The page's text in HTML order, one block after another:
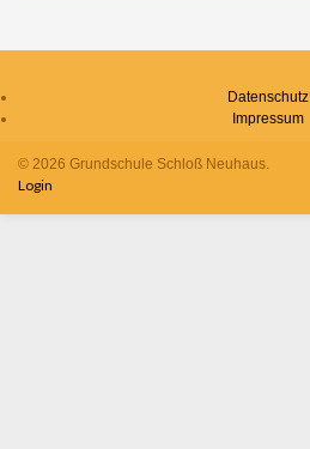
Datenschutz
Impressum
© 2026 Grundschule Schloß Neuhaus.
Login